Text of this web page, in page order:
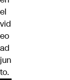
el
vid
eo
ad
jun
to.